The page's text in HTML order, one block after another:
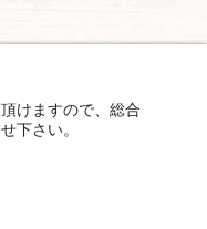
けますので、総合
下さい。